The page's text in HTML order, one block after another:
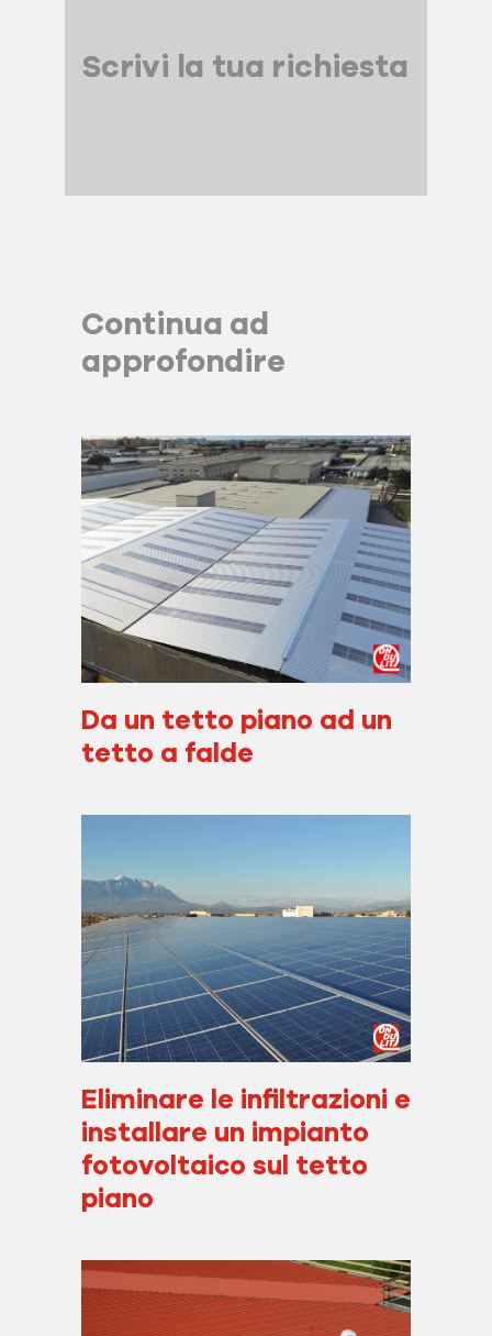
Scrivi la tua richiesta
Continua ad
approfondire
Da un tetto piano ad un
tetto a falde
Eliminare le infiltrazioni e
installare un impianto
fotovoltaico sul tetto
piano